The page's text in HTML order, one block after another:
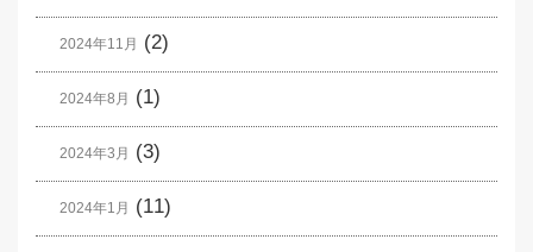
2024年11月 (2)
2024年8月 (1)
2024年3月 (3)
2024年1月 (11)